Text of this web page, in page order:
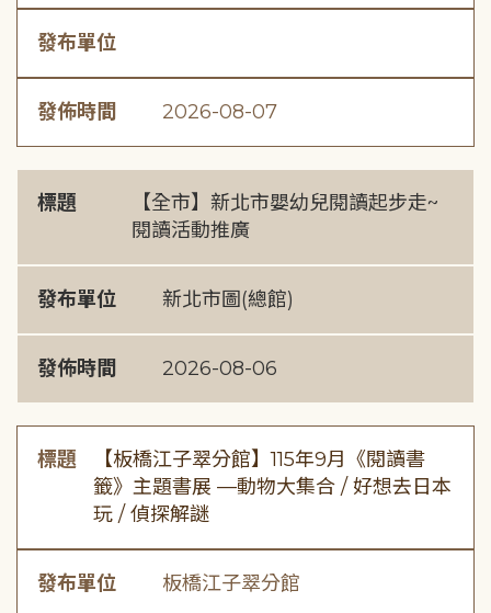
發布單位
發佈時間 2026-08-07
標題
【全市】新北市嬰幼兒閱讀起步走~
閱讀活動推廣
發布單位 新北市圖(總館)
發佈時間 2026-08-06
標題
【板橋江子翠分館】115年9月《閱讀書
籤》主題書展 —動物大集合 / 好想去日本
玩 / 偵探解謎
發布單位 板橋江子翠分館